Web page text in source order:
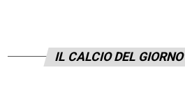
IL CALCIO DEL GIORNO